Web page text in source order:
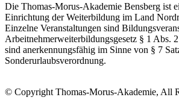
Die Thomas-Morus-Akademie Bensberg ist
Einrichtung der Weiterbildung im Land
Einzelne Veranstaltungen sind
Arbeitnehmerweiterbildungsgesetz § 1 Abs.
sind anerkennungsfähig im Sinne von § 7
Sonderurlaubsverordnung.
© Copyright Thomas-Morus-Akademie, All